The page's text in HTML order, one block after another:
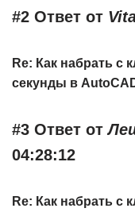
#2 Ответ от
Re: Как набрать с
секунды в
#3 Ответ от
04:28:12
Re: Как набрать с